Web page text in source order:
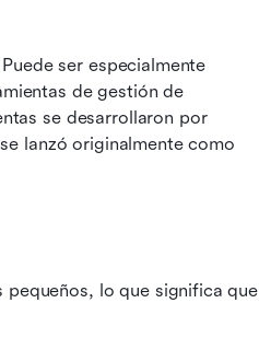
ser especialmente
de gestión de
se desarrollaron por
lanzó originalmente como
pequeños, lo que significa que